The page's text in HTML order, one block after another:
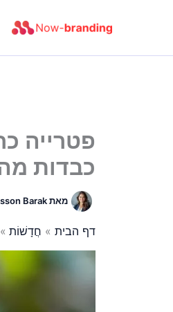
פטרייה
כבדות
מאתBarak
דף הבית חֲדָשׁוֹת